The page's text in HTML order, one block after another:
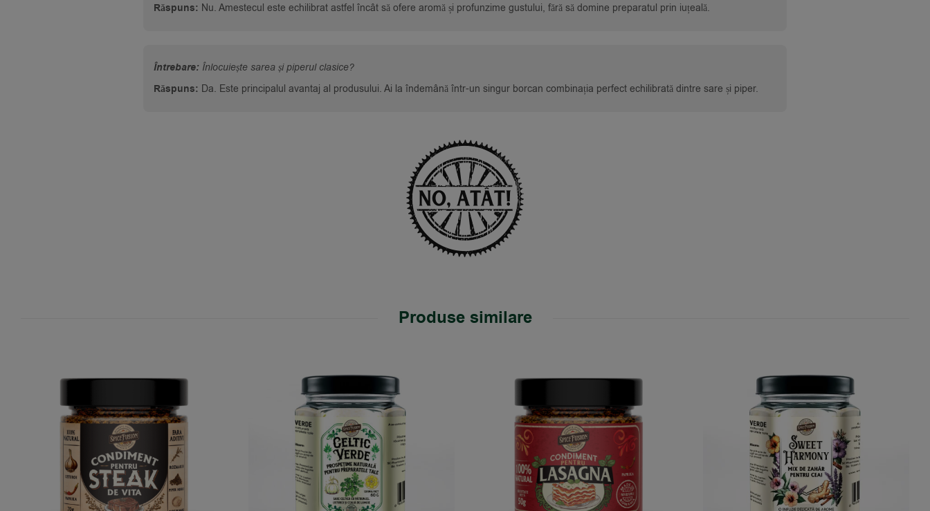
Răspuns: Nu. Amestecul este echilibrat astfel încât să ofere aromă și profunzime gustului, fără să domine preparatul prin iuțeală.
Întrebare: Înlocuiește sarea și piperul clasice?
Răspuns: Da. Este principalul avantaj al produsului. Ai la îndemână într-un singur borcan combinația perfect echilibrată dintre sare și piper.
Produse similare